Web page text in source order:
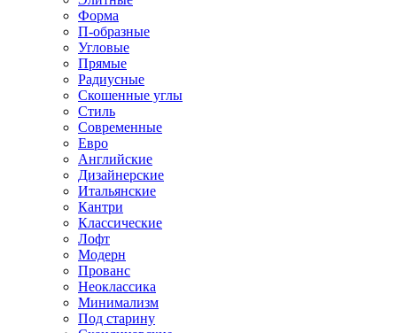
Форма
П-образные
Угловые
Прямые
Радиусные
Скошенные углы
Стиль
Современные
Евро
Английские
Дизайнерские
Итальянские
Кантри
Классические
Лофт
Модерн
Прованс
Неоклассика
Минимализм
Под старину